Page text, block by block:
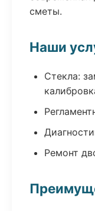
сметы.
Наши
Стекла:
Ремонт